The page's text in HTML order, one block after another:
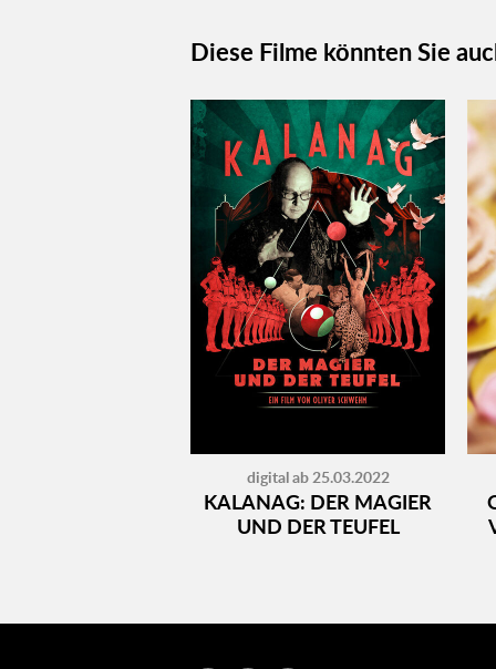
Diese Filme könnten Sie
digital ab 25.03.2022
KALANAG: DER MAGIER
UND DER TEUFEL